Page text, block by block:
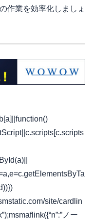
作業を効率化しましょ
site/cardlin
ノー